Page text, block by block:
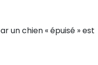
un chien « épuisé » est